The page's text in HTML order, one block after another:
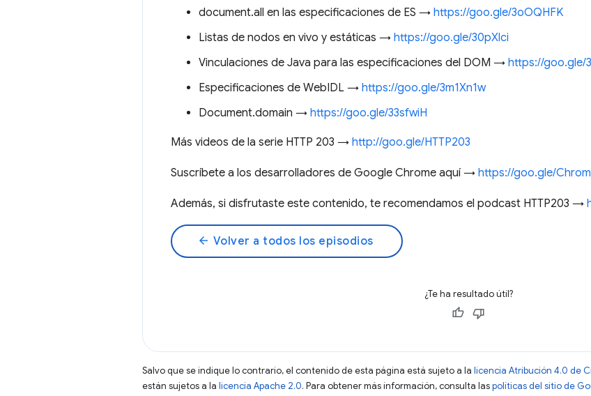
document.all en las especificaciones de ES → https://goo.gle/3oOQHFK
Listas de nodos en vivo y estáticas → https://goo.gle/30pXlci
Vinculaciones de Java para las especificaciones del DOM → https://goo.gle/
Especificaciones de WebIDL → https://goo.gle/3m1Xn1w
Document.domain → https://goo.gle/33sfwiH
Más videos de la serie HTTP 203 → http://goo.gle/HTTP203
Suscríbete a los desarrolladores de Google Chrome aquí → https://goo.gle/
Además, si disfrutaste este contenido, te recomendamos el podcast HTTP203 →
arrow_back Volver a todos los episodios
¿Te ha resultado útil?
Salvo que se indique lo contrario, el contenido de esta página está sujeto a la licencia Atribución 4.0 de
están sujetos a la licencia Apache 2.0. Para obtener más información, consulta laspolíticas del sitio de